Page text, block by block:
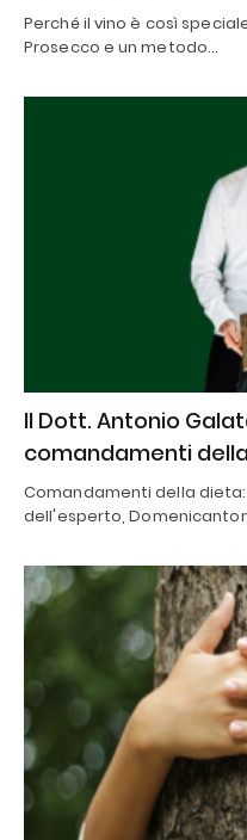
Perché il vino è così
Prosecco e un metodo…
Il Dott. Antonio
comandamenti
Comandamenti della
dell'esperto,